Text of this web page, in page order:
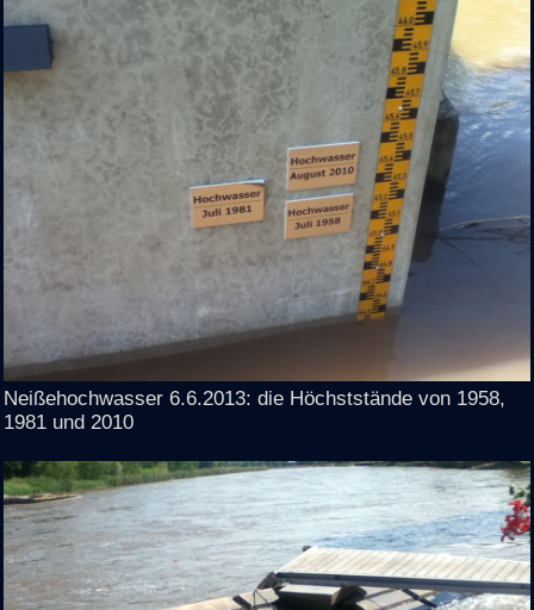
Neißehochwasser 6.6.2013: die Höchststände von 1958,
1981 und 2010